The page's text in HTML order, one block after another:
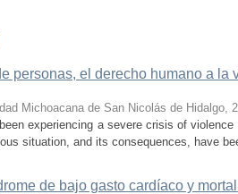
personas, el derecho humano a la
Michoacana de San Nicolás de Hidalgo,
experiencing a severe crisis of
situation, and its consequences, have
de bajo gasto cardíaco y